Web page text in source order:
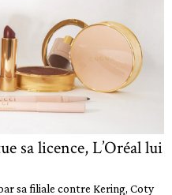
sa licence, L’Oréal lui
sa filiale contre Kering, Coty